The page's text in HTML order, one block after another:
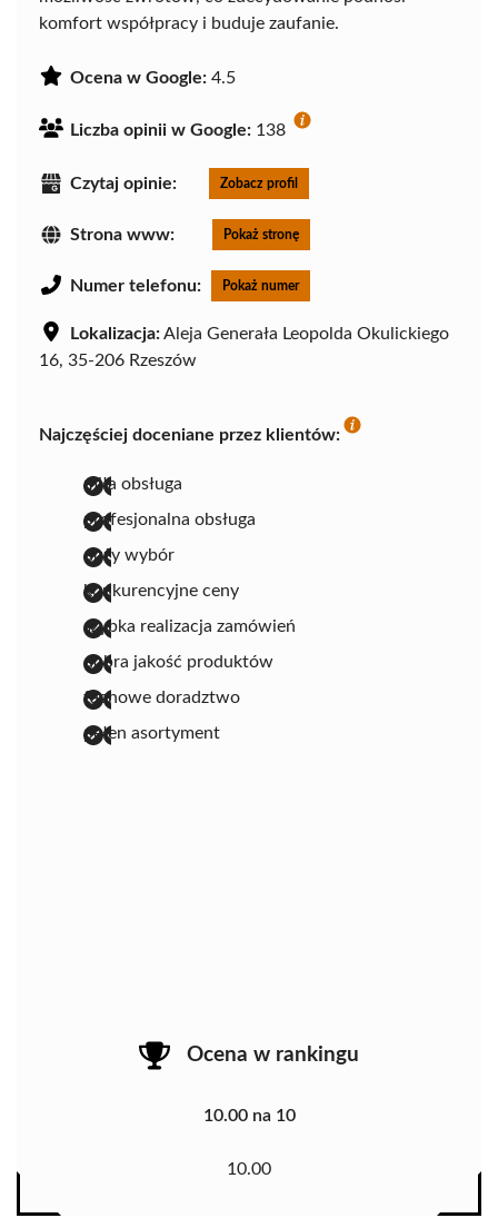
komfort współpracy i buduje zaufanie.
Ocena w Google: 4.5
Liczba opinii w Google: 138
Czytaj opinie: Zobacz profil
Strona www: Pokaż stronę
Numer telefonu: Pokaż numer
Lokalizacja:Aleja Generała Leopolda Okulickiego
16, 35-206 Rzeszów
Najczęściej doceniane przez klientów:
miła obsługa
profesjonalna obsługa
duży wybór
konkurencyjne ceny
szybka realizacja zamówień
dobra jakość produktów
fachowe doradztwo
pełen asortyment
Ocena w rankingu
10.00 na 10
10.00